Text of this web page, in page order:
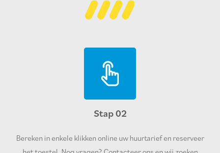
Stap 02
Bereken in enkele klikken online uw huurtarief en reserveer